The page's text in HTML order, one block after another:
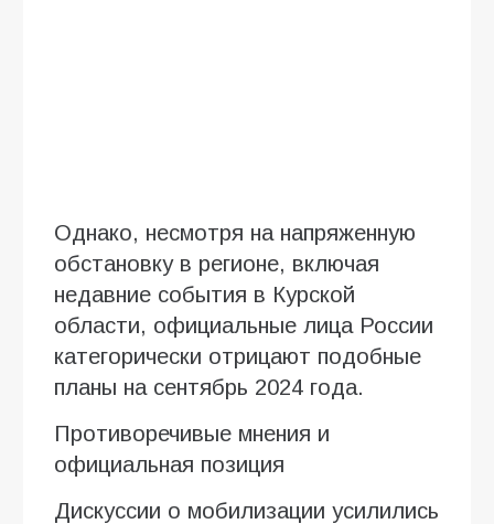
Однако, несмотря на напряженную
обстановку в регионе, включая
недавние события в Курской
области, официальные лица России
категорически отрицают подобные
планы на сентябрь 2024 года.
Противоречивые мнения и
официальная позиция
Дискуссии о мобилизации усилились